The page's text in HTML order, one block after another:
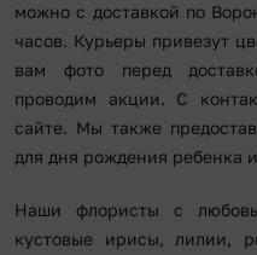
можно с доставкой по
часов. Курьеры привезут
вам фото перед
проводим акции. С
сайте. Мы также
для дня рождения ребенка
Наши флористы с
кустовые ирисы, лилии,